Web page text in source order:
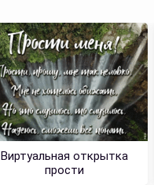
Виртуальная открытка
прости